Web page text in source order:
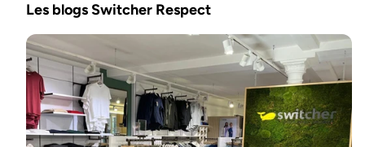
Les blogs Switcher Respect